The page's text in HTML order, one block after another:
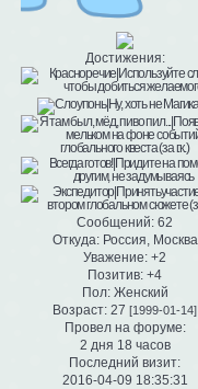
Достижения:
Сообщений: 62
Откуда:Россия, Москва
Уважение: +2
Позитив: +4
Пол:Женский
Возраст: 27 [1999-01-14]
Провел на форуме:
2 дня 18 часов
Последний визит:
2016-04-09 18:35:31